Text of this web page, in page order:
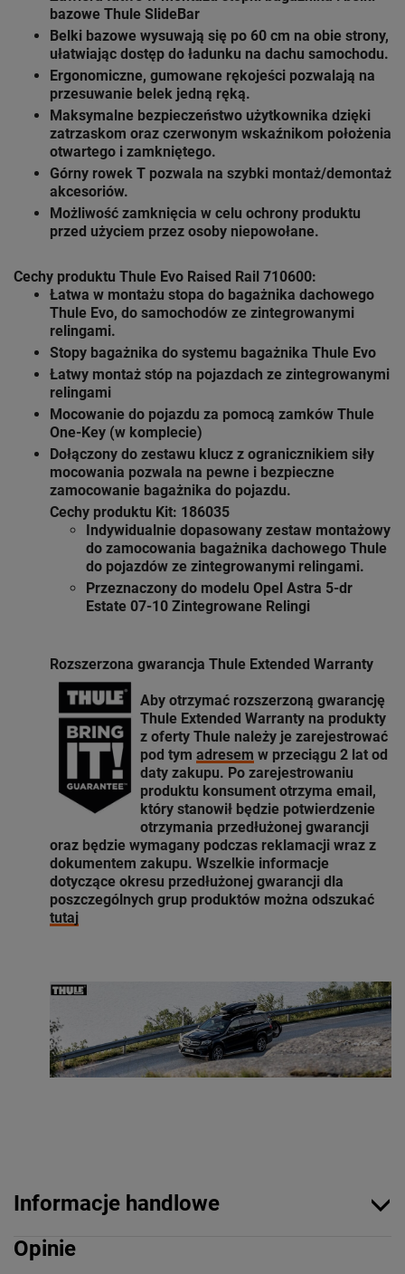
bazowe Thule SlideBar
Belki bazowe wysuwają się po 60 cm na obie strony,
ułatwiając dostęp do ładunku na dachu samochodu.
Ergonomiczne, gumowane rękojeści pozwalają na
przesuwanie belek jedną ręką.
Maksymalne bezpieczeństwo użytkownika dzięki
zatrzaskom oraz czerwonym wskaźnikom położenia
otwartego i zamkniętego.
Górny rowek T pozwala na szybki montaż/demontaż
akcesoriów.
Możliwość zamknięcia w celu ochrony produktu
przed użyciem przez osoby niepowołane.
Cechy produktu Thule Evo Raised Rail 710600:
Łatwa w montażu stopa do bagażnika dachowego
Thule Evo, do samochodów ze zintegrowanymi
relingami.
Stopy bagażnika do systemu bagażnika Thule Evo
Łatwy montaż stóp na pojazdach ze zintegrowanymi
relingami
Mocowanie do pojazdu za pomocą zamków Thule
One-Key (w komplecie)
Dołączony do zestawu klucz z ogranicznikiem siły
mocowania pozwala na pewne i bezpieczne
zamocowanie bagażnika do pojazdu.
Cechy produktu Kit: 186035
Indywidualnie dopasowany zestaw montażowy
do zamocowania bagażnika dachowego Thule
do pojazdów ze zintegrowanymi relingami.
Przeznaczony do modelu Opel Astra 5-dr
Estate 07-10 Zintegrowane Relingi
Rozszerzona gwarancja Thule Extended Warranty
Aby otrzymać rozszerzoną gwarancję
Thule Extended Warranty na produkty
z oferty Thule należy je zarejestrować
pod tym adresem w przeciągu 2 lat od
daty zakupu. Po zarejestrowaniu
produktu konsument otrzyma email,
który stanowił będzie potwierdzenie
otrzymania przedłużonej gwarancji
oraz będzie wymagany podczas reklamacji wraz z
dokumentem zakupu. Wszelkie informacje
dotyczące okresu przedłużonej gwarancji dla
poszczególnych grup produktów można odszukać
tutaj
Informacje handlowe
Opinie